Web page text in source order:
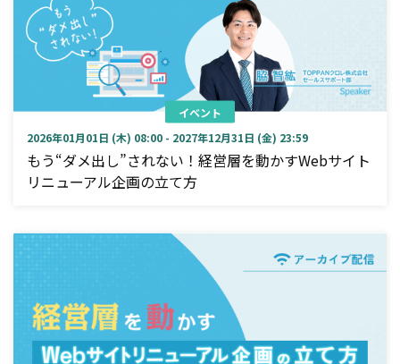
イベント
2026年01月01日 (木) 08:00 - 2027年12月31日 (金) 23:59
もう“ダメ出し”されない！経営層を動かすWebサイト
リニューアル企画の立て方